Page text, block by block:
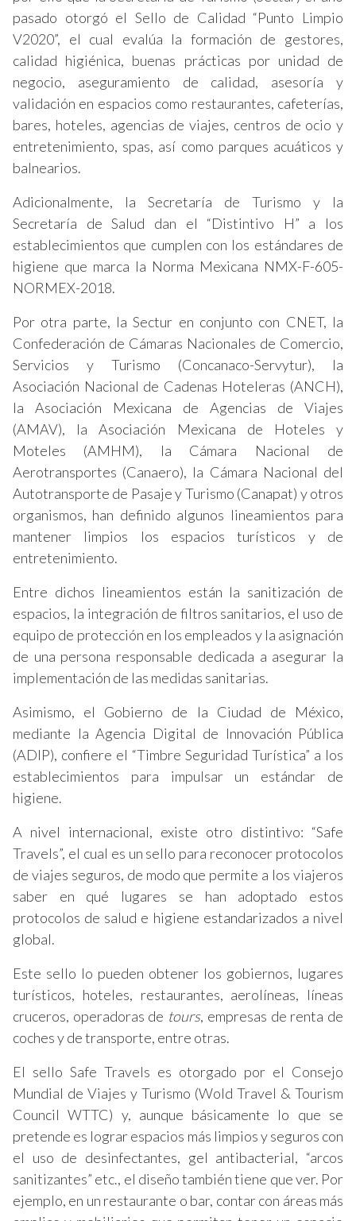
pasado otorgó el Sello de Calidad “Punto Limpio
V2020”, el cual evalúa la formación de gestores,
calidad higiénica, buenas prácticas por unidad de
negocio, aseguramiento de calidad, asesoría y
validación en espacios como restaurantes, cafeterías,
bares, hoteles, agencias de viajes, centros de ocio y
entretenimiento, spas, así como parques acuáticos y
balnearios.
Adicionalmente, la Secretaría de Turismo y la
Secretaría de Salud dan el “Distintivo H” a los
establecimientos que cumplen con los estándares de
higiene que marca la Norma Mexicana NMX-F-605-
NORMEX-2018.
Por otra parte, la Sectur en conjunto con CNET, la
Confederación de Cámaras Nacionales de Comercio,
Servicios y Turismo (Concanaco-Servytur), la
Asociación Nacional de Cadenas Hoteleras (ANCH),
la Asociación Mexicana de Agencias de Viajes
(AMAV), la Asociación Mexicana de Hoteles y
Moteles (AMHM), la Cámara Nacional de
Aerotransportes (Canaero), la Cámara Nacional del
Autotransporte de Pasaje y Turismo (Canapat) y otros
organismos, han definido algunos lineamientos para
mantener limpios los espacios turísticos y de
entretenimiento.
Entre dichos lineamientos están la sanitización de
espacios, la integración de filtros sanitarios, el uso de
equipo de protección en los empleados y la asignación
de una persona responsable dedicada a asegurar la
implementación de las medidas sanitarias.
Asimismo, el Gobierno de la Ciudad de México,
mediante la Agencia Digital de Innovación Pública
(ADIP), confiere el “Timbre Seguridad Turística” a los
establecimientos para impulsar un estándar de
higiene.
A nivel internacional, existe otro distintivo: “Safe
Travels”, el cual es un sello para reconocer protocolos
de viajes seguros, de modo que permite a los viajeros
saber en qué lugares se han adoptado estos
protocolos de salud e higiene estandarizados a nivel
global.
Este sello lo pueden obtener los gobiernos, lugares
turísticos, hoteles, restaurantes, aerolíneas, líneas
cruceros, operadoras de tours, empresas de renta de
coches y de transporte, entre otras.
El sello Safe Travels es otorgado por el Consejo
Mundial de Viajes y Turismo (Wold Travel & Tourism
Council WTTC) y, aunque básicamente lo que se
pretende es lograr espacios más limpios y seguros con
el uso de desinfectantes, gel antibacterial, “arcos
sanitizantes” etc., el diseño también tiene que ver. Por
ejemplo, en un restaurante o bar, contar con áreas más